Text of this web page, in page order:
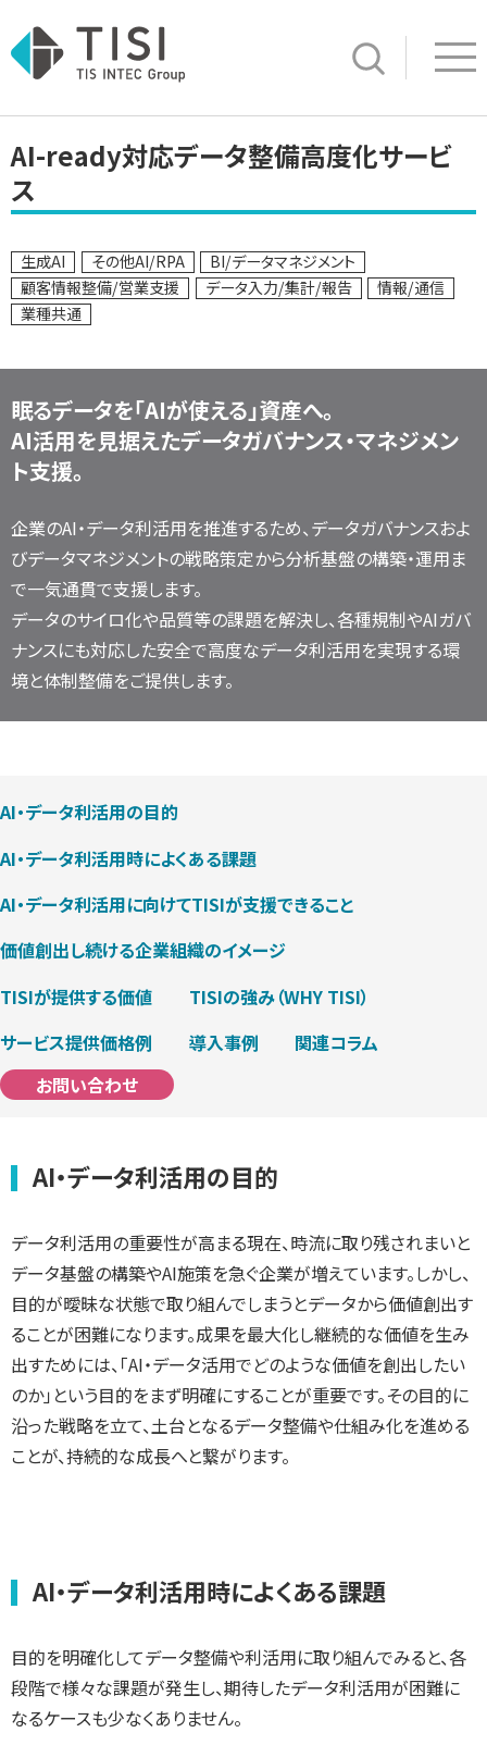
サイト内検索
AI-ready対応データ整備高度化サービ
ス
生成AI その他AI/RPA
BI/データマネジメント
顧客情報整備/営業支援
データ入力/集計/報告
情報/通信
業種共通
眠るデータを「AIが使える」資産へ。
AI活用を見据えたデータガバナンス・マネジメン
ト支援。
企業のAI・データ利活用を推進するため、データガバナンスおよ
びデータマネジメントの戦略策定から分析基盤の構築・運用ま
で一気通貫で支援します。
データのサイロ化や品質等の課題を解決し、各種規制やAIガバ
ナンスにも対応した安全で高度なデータ利活用を実現する環
境と体制整備をご提供します。
AI・データ利活用の目的
AI・データ利活用時によくある課題
AI・データ利活用に向けてTISIが支援できること
価値創出し続ける企業組織のイメージ
TISIが提供する価値
TISIの強み（WHY TISI）
サービス提供価格例
導入事例
関連コラム
お問い合わせ
AI・データ利活用の目的
データ利活用の重要性が高まる現在、時流に取り残されまいと
データ基盤の構築やAI施策を急ぐ企業が増えています。しかし、
目的が曖昧な状態で取り組んでしまうとデータから価値創出す
ることが困難になります。成果を最大化し継続的な価値を生み
出すためには、「AI・データ活用でどのような価値を創出したい
のか」という目的をまず明確にすることが重要です。その目的に
沿った戦略を立て、土台となるデータ整備や仕組み化を進める
ことが、持続的な成長へと繋がります。
AI・データ利活用時によくある課題
目的を明確化してデータ整備や利活用に取り組んでみると、各
段階で様々な課題が発生し、期待したデータ利活用が困難に
なるケースも少なくありません。